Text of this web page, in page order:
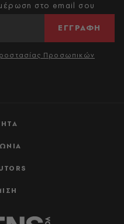
στο email σου
ΕΓΓΡΑΦΗ
Προσωπικών